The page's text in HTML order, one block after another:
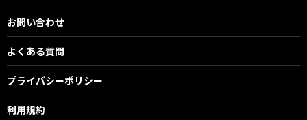
お問い合わせ
よくある質問
プライバシーポリシー
利用規約